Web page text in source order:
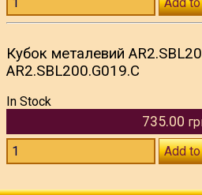
Кубок металевий
AR2.SBL200.G019.C
In Stock
735.00
Add